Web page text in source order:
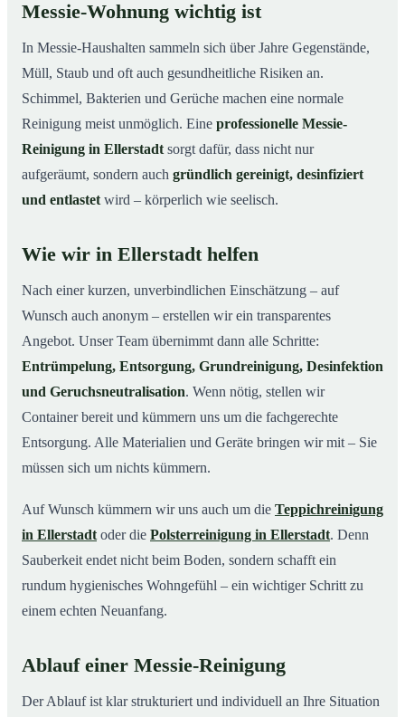
Messie-Wohnung wichtig ist
In Messie-Haushalten sammeln sich über Jahre Gegenstände,
Müll, Staub und oft auch gesundheitliche Risiken an.
Schimmel, Bakterien und Gerüche machen eine normale
Reinigung meist unmöglich. Eine professionelle Messie-
Reinigung in Ellerstadt sorgt dafür, dass nicht nur
aufgeräumt, sondern auch gründlich gereinigt, desinfiziert
und entlastet wird – körperlich wie seelisch.
Wie wir in Ellerstadt helfen
Nach einer kurzen, unverbindlichen Einschätzung – auf
Wunsch auch anonym – erstellen wir ein transparentes
Angebot. Unser Team übernimmt dann alle Schritte:
Entrümpelung, Entsorgung, Grundreinigung, Desinfektion
und Geruchsneutralisation. Wenn nötig, stellen wir
Container bereit und kümmern uns um die fachgerechte
Entsorgung. Alle Materialien und Geräte bringen wir mit – Sie
müssen sich um nichts kümmern.
Auf Wunsch kümmern wir uns auch um die Teppichreinigung
in Ellerstadt oder die Polsterreinigung in Ellerstadt. Denn
Sauberkeit endet nicht beim Boden, sondern schafft ein
rundum hygienisches Wohngefühl – ein wichtiger Schritt zu
einem echten Neuanfang.
Ablauf einer Messie-Reinigung
Der Ablauf ist klar strukturiert und individuell an Ihre Situation